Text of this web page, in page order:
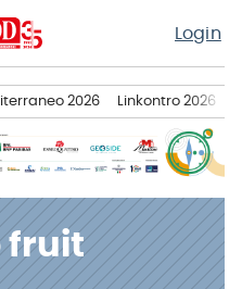
Login
2026 Linkontro 2026
fruit